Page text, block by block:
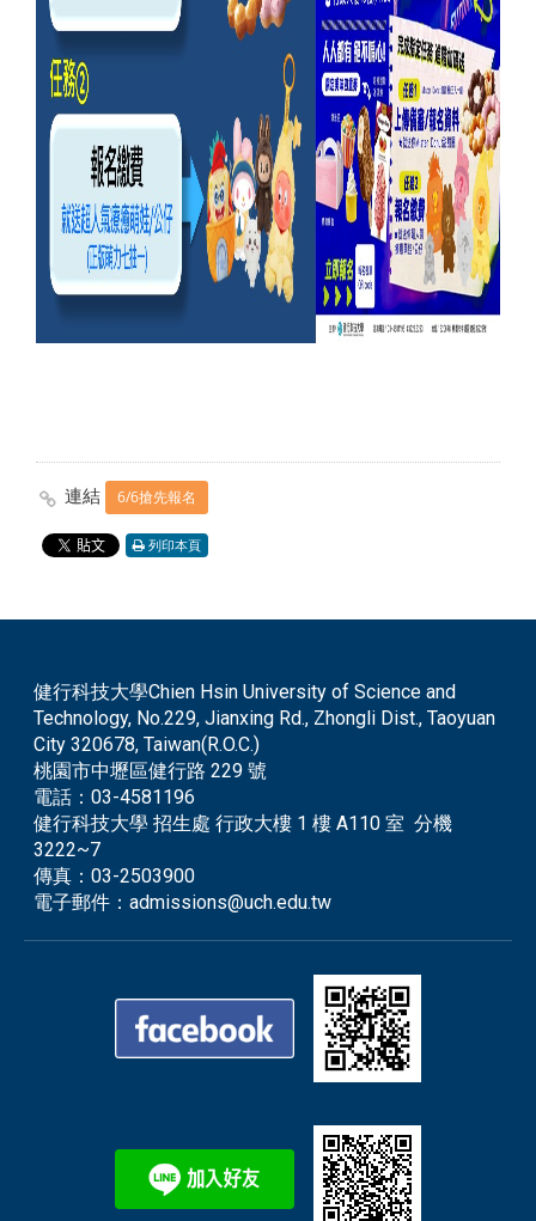
連結 6/6搶先報名
列印本頁
健行科技大學Chien Hsin University of Science and
Technology, No.229, Jianxing Rd., Zhongli Dist., Taoyuan
City 320678, Taiwan(R.O.C.)
桃園市中壢區健行路 229 號
電話：03-4581196
健行科技大學 招生處 行政大樓 1 樓 A110 室 分機
3222~7
傳真：03-2503900
電子郵件：admissions@uch.edu.tw